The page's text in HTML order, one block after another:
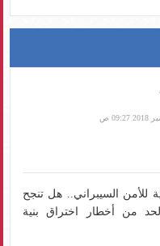
للأمن السيبراني.. هل تنجح
من أخطار اختراق بنية